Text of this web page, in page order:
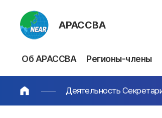
АРАССВА
Об АРАССВА Регионы-члены
Деятельность